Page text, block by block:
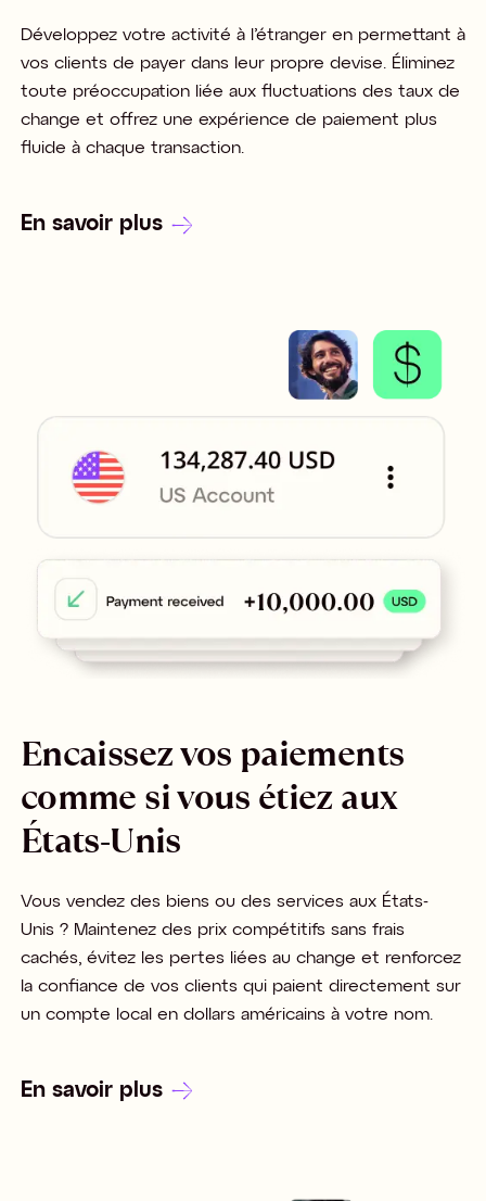
Développez votre activité à l’étranger en permettant à
vos clients de payer dans leur propre devise. Éliminez
toute préoccupation liée aux fluctuations des taux de
change et offrez une expérience de paiement plus
fluide à chaque transaction.
En savoir plus
Encaissez vos paiements
comme si vous étiez aux
États-Unis
Vous vendez des biens ou des services aux États-
Unis ? Maintenez des prix compétitifs sans frais
cachés, évitez les pertes liées au change et renforcez
la confiance de vos clients qui paient directement sur
un compte local en dollars américains à votre nom.
En savoir plus